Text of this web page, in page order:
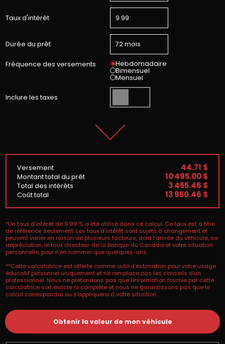
Taux d'intérêt
Durée du prêt
Fréquence des versements
Hebdomadaire
Bimensuel
Mensuel
Inclure les taxes
Versement 44.71 $
Montant total du prêt 10 495.00 $
Total des intérêts 3 455.46 $
Coût total 13 950.46 $
*Un taux d’intérêt de 9.99 % a été utilisé dans ce calcul. Ce taux est à titre
de référence seulement. Les taux d’intérêt sont sujets à changement et
peuvent varier en raison de plusieurs facteurs, dont l’année du véhicule, sa
dépréciation, le taux directeur de la Banque du Canada et votre situation
personnelle, pour n’en nommer que quelques-uns.
**Cette calculatrice est offerte comme outil d'estimation pour votre usage
éducatif personnel uniquement et ne remplace pas les conseils d'un
professionnel. Nous ne prétendons pas que l'information fournie par cette
calculatrice soit exacte ni complète et nous ne garantissons pas que le
calcul correspondra ou s’appliquera à votre situation.
Obtenir la valeur de mon véhicule